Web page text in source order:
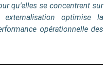
qu’elles se concentrent sur
optimise la
opérationnelle des